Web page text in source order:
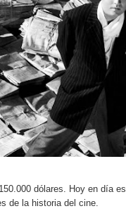
dólares. Hoy en día
de la historia del cine.